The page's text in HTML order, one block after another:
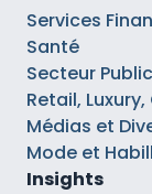
Services
Santé
Secteur Public
Retail, Luxury,
Médias et
Mode et
Insights